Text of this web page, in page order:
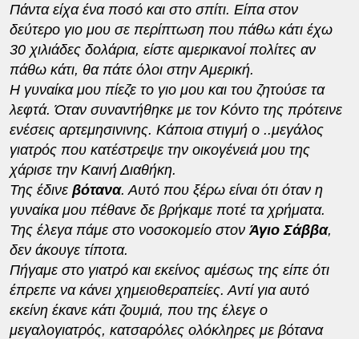
Πάντα είχα ένα ποσό και στο σπίτι. Είπα στον
δεύτερο γιο μου σε περίπτωση που πάθω κάτι έχω
30 χιλιάδες δολάρια, είστε αμερικανοί πολίτες αν
πάθω κάτι, θα πάτε όλοι στην Αμερική.
Η γυναίκα μου πίεζε το γιο μου και του ζητούσε τα
λεφτά. Όταν συναντήθηκε με τον Κόντο της πρότεινε
ενέσεις αρτεμησινινης. Κάποια στιγμή ο ..μεγάλος
γιατρός που κατέστρεψε την οικογένειά μου της
χάρισε την Καινή Διαθήκη.
Της έδινε βότανα. Αυτό που ξέρω είναι ότι όταν η
γυναίκα μου πέθανε δε βρήκαμε ποτέ τα χρήματα.
Της έλεγα πάμε στο νοσοκομείο στον Άγιο Σάββα,
δεν άκουγε τίποτα.
Πήγαμε στο γιατρό και εκείνος αμέσως της είπε ότι
έπρεπε να κάνει χημειοθεραπείες. Αντί για αυτό
εκείνη έκανε κάτι ζουμιά, που της έλεγε ο
μεγαλογιατρός, κατσαρόλες ολόκληρες με βότανα